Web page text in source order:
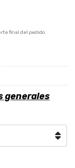
final del pedido.
generales